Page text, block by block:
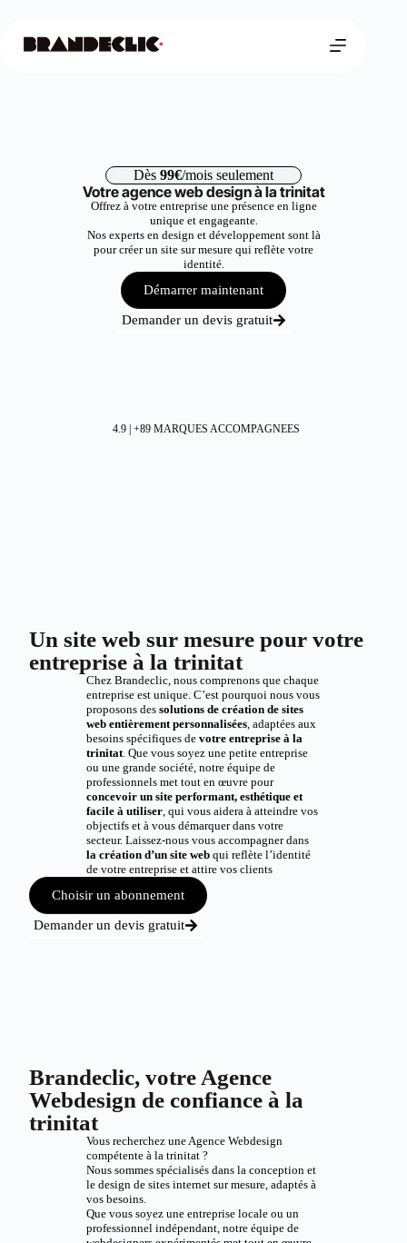
Dès 99€/mois seulement
Votre agence web design à la trinitat
Offrez à votre entreprise une présence en ligne
unique et engageante.
Nos experts en design et développement sont là
pour créer un site sur mesure qui reflète votre
identité.
Démarrer maintenant
Demander un devis gratuit
4.9 | +89 MARQUES ACCOMPAGNEES
Un site web sur mesure pour votre
entreprise à la trinitat
Chez Brandeclic, nous comprenons que chaque
entreprise est unique. C’est pourquoi nous vous
proposons des solutions de création de sites
web entièrement personnalisées, adaptées aux
besoins spécifiques de votre entreprise à la
trinitat. Que vous soyez une petite entreprise
ou une grande société, notre équipe de
professionnels met tout en œuvre pour
concevoir un site performant, esthétique et
facile à utiliser, qui vous aidera à atteindre vos
objectifs et à vous démarquer dans votre
secteur. Laissez-nous vous accompagner dans
la création d’un site webqui reflète l’identité
de votre entreprise et attire vos clients
Choisir un abonnement
Demander un devis gratuit
Brandeclic, votre Agence
Webdesign de confiance à la
trinitat
Vous recherchez une Agence Webdesign
compétente à la trinitat ?
Nous sommes spécialisés dans la conception et
le design de sites internet sur mesure, adaptés à
vos besoins.
Que vous soyez une entreprise locale ou un
professionnel indépendant, notre équipe de